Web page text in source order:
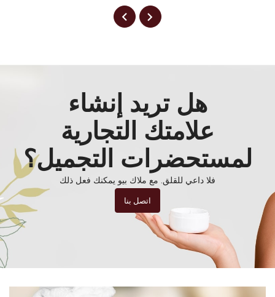
هل تريد إنشاء
علامتك التجارية
لمستحضرات التجميل؟
فلا داعي للقلق. مع ملاك بيو يمكنك فعل ذلك
اتصل بنا